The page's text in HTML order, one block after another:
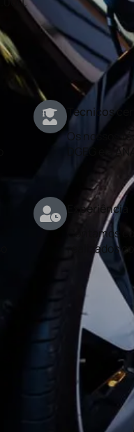
Técnicos
Os nossos
DGEG e a
Experiência
Contamos
realizados